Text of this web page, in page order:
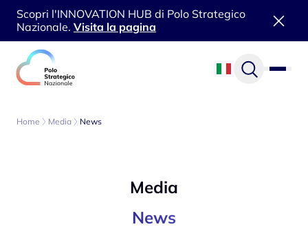
Vai al contenuto
Scopri l'INNOVATION HUB di Polo Strategico
Nazionale. Visita la pagina
Home Media News
Media
News